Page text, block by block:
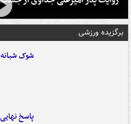
برگزیده ورزشی
شوک شبانه
پاسخ